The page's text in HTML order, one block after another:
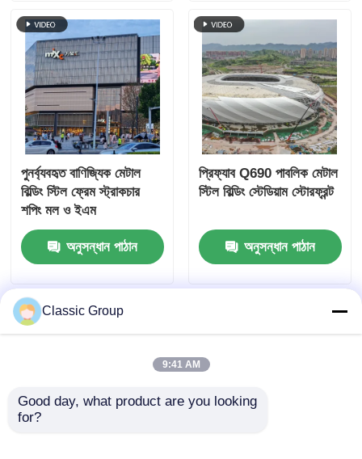
Prefab ইস্পাত কাঠামো
পুনর্ব্যবহৃত বাণিজ্যিক মেটাল
বিল্ডিং স্টিল ফ্রেম স্ট্রাকচার
শপিং মল ও ইএম
অনুসন্ধান পাঠান
প্রিফ্যাব Q690 পাবলিক মেটাল
স্টিল বিল্ডিং স্টেডিয়াম স্টোরফ্রন্ট
অনুসন্ধান পাঠান
Classic Group
9:41 AM
Good day, what product are you looking
for?